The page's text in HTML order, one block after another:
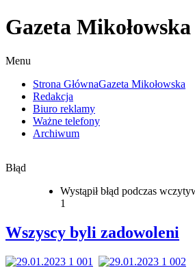
Gazeta
Menu
Strona GłównaGazeta Mikołowska
Redakcja
Biuro reklamy
Ważne telefony
Archiwum
Błąd
Wystąpił błąd podczas
1
Wszyscy byli zadowoleni